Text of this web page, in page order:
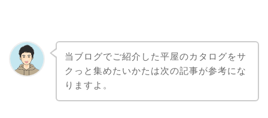
当ブログでご紹介した平屋のカタログをサ
クっと集めたいかたは次の記事が参考にな
りますよ。